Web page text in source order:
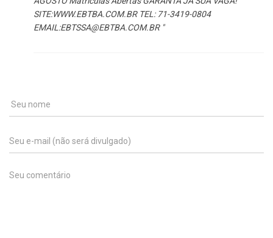
SITE:WWW.EBTBA.COM.BR TEL: 71-3419-0804
EMAIL:EBTSSA@EBTBA.COM.BR"